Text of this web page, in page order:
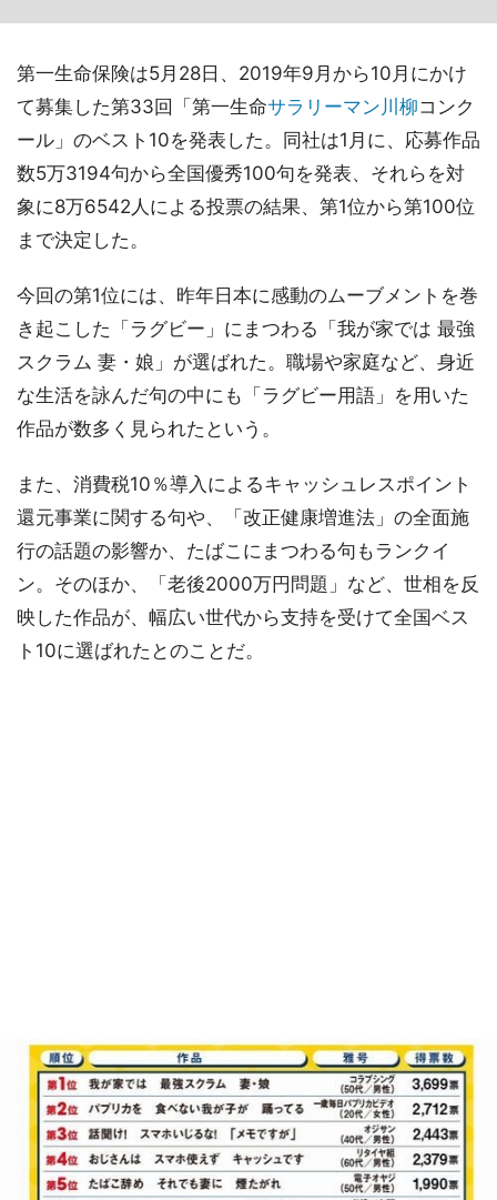
第一生命保険は5月28日、2019年9月から10月にかけ
て募集した第33回「第一生命サラリーマン川柳コンク
ール」のベスト10を発表した。同社は1月に、応募作品
数5万3194句から全国優秀100句を発表、それらを対
象に8万6542人による投票の結果、第1位から第100位
まで決定した。
今回の第1位には、昨年日本に感動のムーブメントを巻
き起こした「ラグビー」にまつわる「我が家では 最強
スクラム 妻・娘」が選ばれた。職場や家庭など、身近
な生活を詠んだ句の中にも「ラグビー用語」を用いた
作品が数多く見られたという。
また、消費税10％導入によるキャッシュレスポイント
還元事業に関する句や、「改正健康増進法」の全面施
行の話題の影響か、たばこにまつわる句もランクイ
ン。そのほか、「老後2000万円問題」など、世相を反
映した作品が、幅広い世代から支持を受けて全国ベス
ト10に選ばれたとのことだ。